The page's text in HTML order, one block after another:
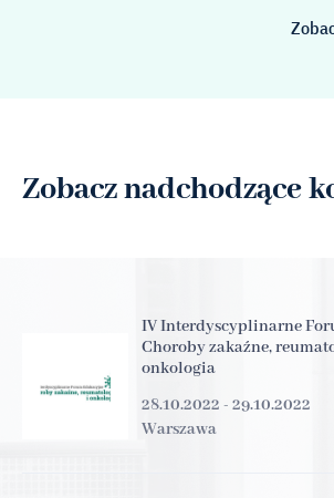
Zobacz nadchodzące
IV Interdyscyplinarne
Choroby zakaźne,
onkologia
28.10.2022 - 29.10.2022
Warszawa